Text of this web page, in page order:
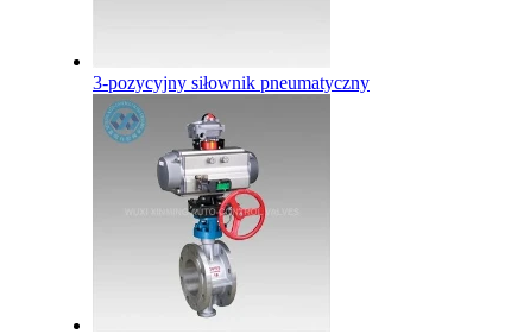
3-pozycyjny siłownik pneumatyczny